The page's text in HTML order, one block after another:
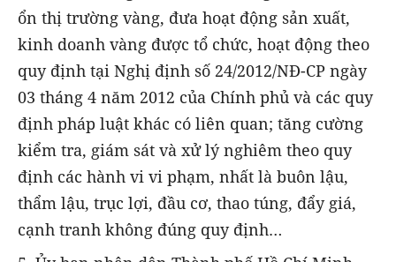
ổn thị trường vàng, đưa hoạt động sản xuất,
kinh doanh vàng được tổ chức, hoạt động theo
quy định tại Nghị định số 24/2012/NĐ-CP ngày
03 tháng 4 năm 2012 của Chính phủ và các quy
định pháp luật khác có liên quan; tăng cường
kiểm tra, giám sát và xử lý nghiêm theo quy
định các hành vi vi phạm, nhất là buôn lậu,
thẩm lậu, trục lợi, đầu cơ, thao túng, đẩy giá,
cạnh tranh không đúng quy định…